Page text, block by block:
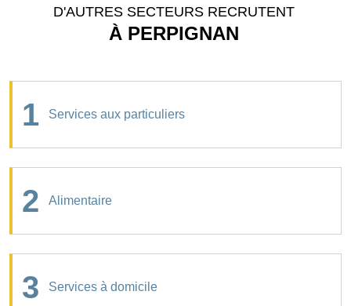
D'AUTRES SECTEURS RECRUTENT
À PERPIGNAN
1 Services aux particuliers
2 Alimentaire
3 Services à domicile